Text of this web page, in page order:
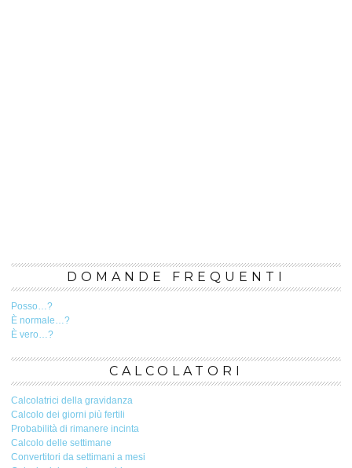
DOMANDE FREQUENTI
Posso…?
È normale…?
È vero…?
CALCOLATORI
Calcolatrici della gravidanza
Calcolo dei giorni più fertili
Probabilità di rimanere incinta
Calcolo delle settimane
Convertitori da settimani a mesi